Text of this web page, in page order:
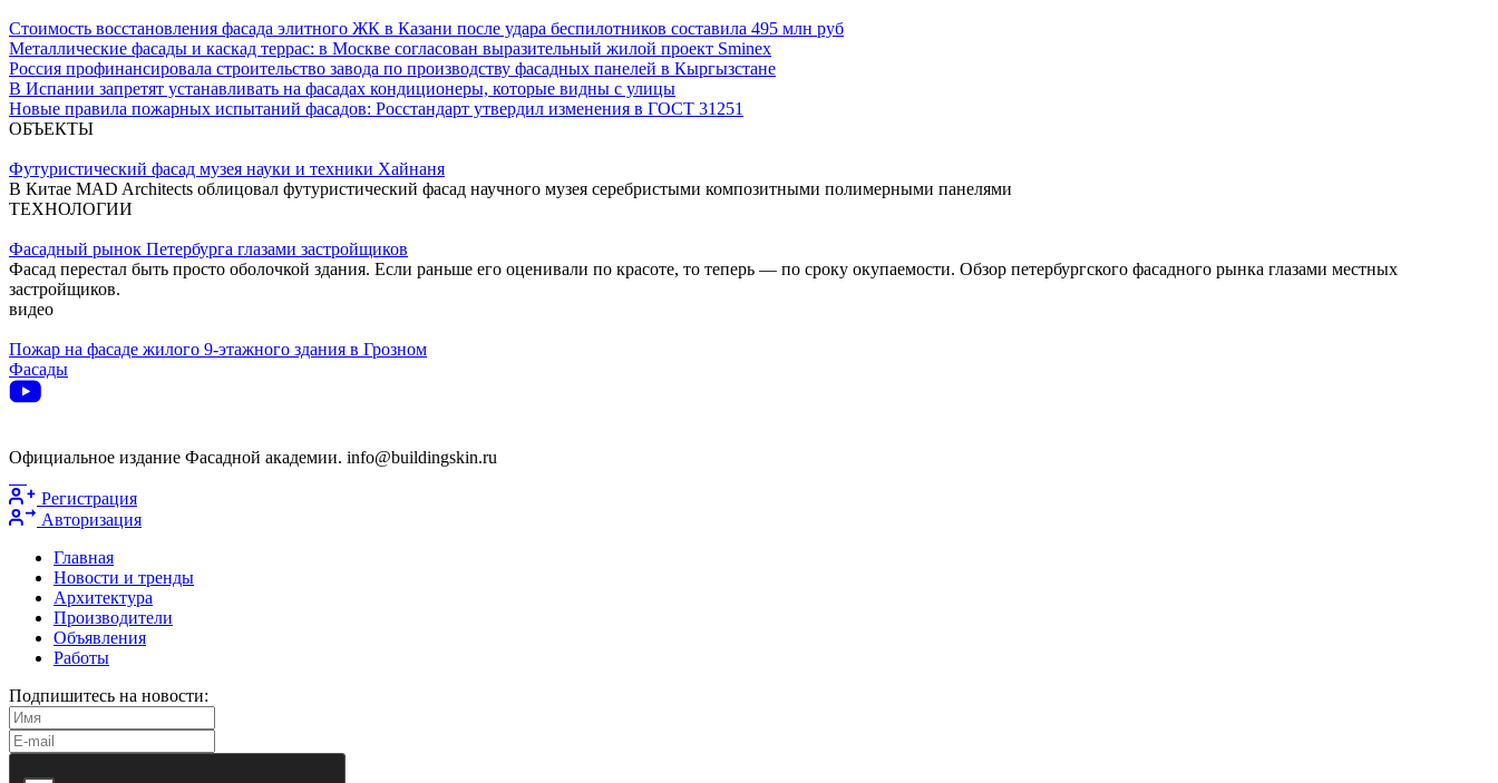
Стоимость восстановления фасада элитного ЖК в Казани после удара беспилотников составила 495 млн руб
Металлические фасады и каскад террас: в Москве согласован выразительный жилой проект Sminex
Россия профинансировала строительство завода по производству фасадных панелей в Кыргызстане
В Испании запретят устанавливать на фасадах кондиционеры, которые видны с улицы
Новые правила пожарных испытаний фасадов: Росстандарт утвердил изменения в ГОСТ 31251
ОБЪЕКТЫ
Футуристический фасад музея науки и техники Хайнаня
В Китае MAD Architects облицовал футуристический фасад научного музея серебристыми композитными полимерными панелями
ТЕХНОЛОГИИ
Фасадный рынок Петербурга глазами застройщиков
Фасад перестал быть просто оболочкой здания. Если раньше его оценивали по красоте, то теперь — по сроку окупаемости. Обзор петербургского фасадного рынка глазами местных
застройщиков.
видео
Пожар на фасаде жилого 9-этажного здания в Грозном
Фасады
Официальное издание Фасадной академии. info@buildingskin.ru
Регистрация
Авторизация
Главная
Новости и тренды
Архитектура
Производители
Объявления
Работы
Подпишитесь на новости: